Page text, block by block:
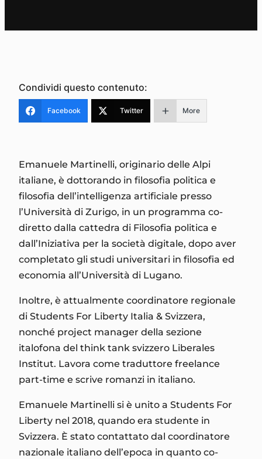
Condividi questo contenuto:
Facebook Twitter More
Emanuele Martinelli, originario delle Alpi
italiane, è dottorando in filosofia politica e
filosofia dell’intelligenza artificiale presso
l’Università di Zurigo, in un programma co-
diretto dalla cattedra di Filosofia politica e
dall’Iniziativa per la società digitale, dopo aver
completato gli studi universitari in filosofia ed
economia all’Università di Lugano.
Inoltre, è attualmente coordinatore regionale
di Students For Liberty Italia & Svizzera,
nonché project manager della sezione
italofona del think tank svizzero Liberales
Institut. Lavora come traduttore freelance
part-time e scrive romanzi in italiano.
Emanuele Martinelli si è unito a Students For
Liberty nel 2018, quando era studente in
Svizzera. È stato contattato dal coordinatore
nazionale italiano dell’epoca in quanto co-